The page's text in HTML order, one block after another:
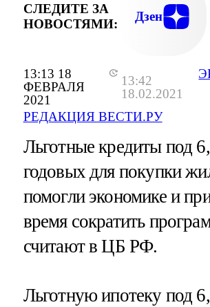
13:13 18
ФЕВРАЛЯ
2021
13:42
18.02.2021
РЕДАКЦИЯ ВЕСТИ.РУ
СЛЕДИТЕ ЗА
НОВОСТЯМИ:
Дзен
Льготные кредиты под
годовых для покупки
помогли экономике и
время сократить
считают в ЦБ РФ.
Льготную ипотеку под